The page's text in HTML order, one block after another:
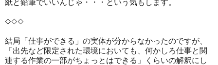
紙と鉛筆でいいんじゃ・・・という気もします。
◇◇◇
結局「仕事ができる」の実体が分からなかったのですが、
「出先など限定された環境においても、何かしろ仕事と関
連する作業の一部がちょっとはできる」くらいの解釈にし